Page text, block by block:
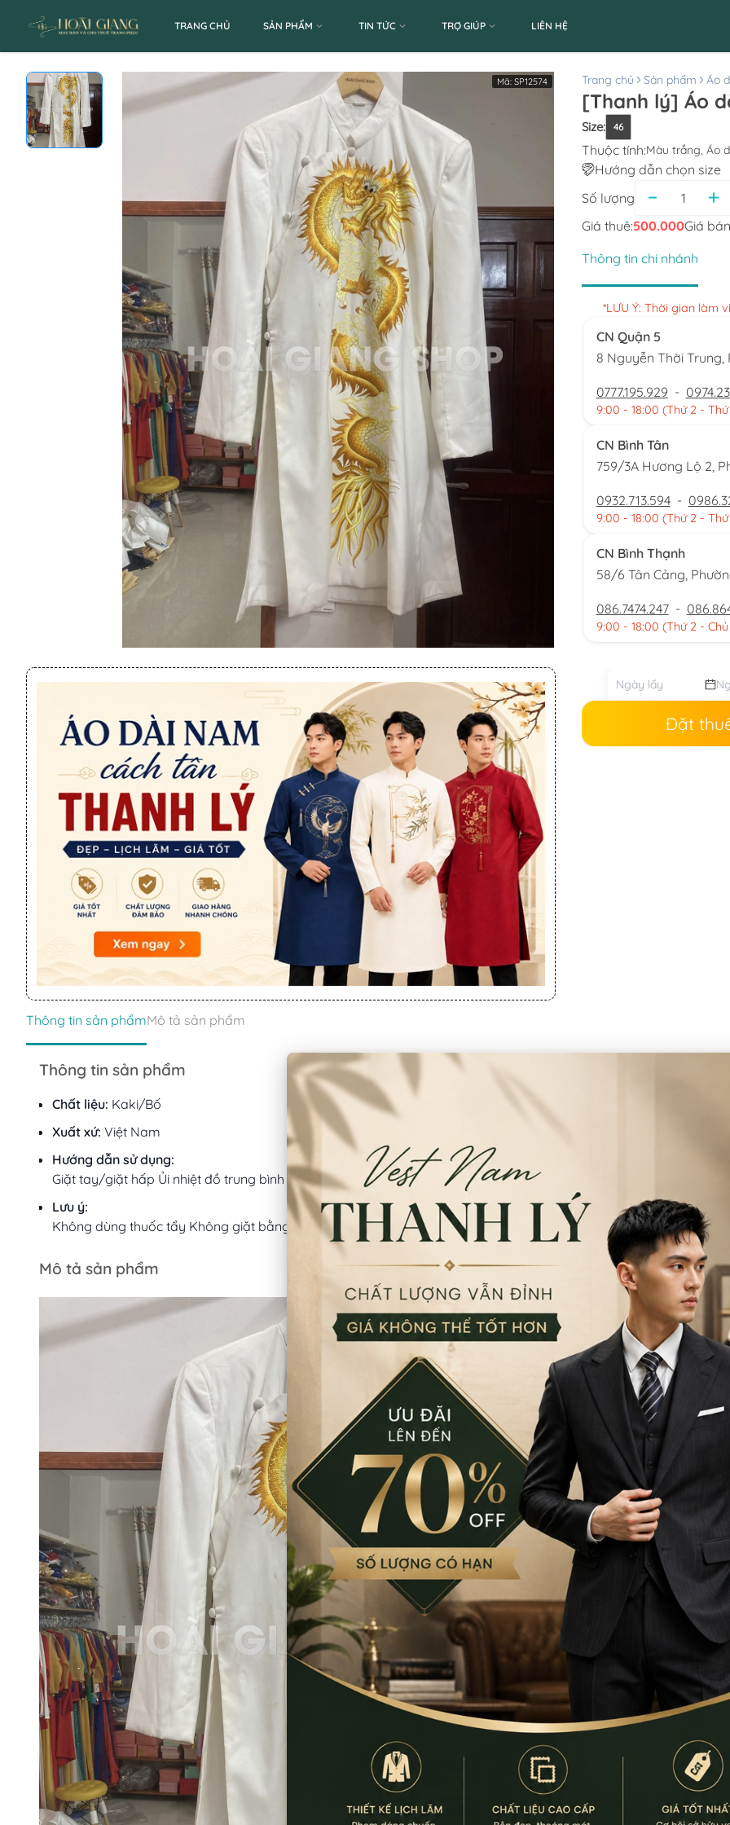
TRANG CHỦ SẢN PHẨM TIN TỨC TRỢ GIÚP LIÊN HỆ
Mã: SP12574
Thông tin sản phẩmMô tả sản phẩm
Thông tin sản phẩm
Chất liệu: Kaki/Bố
Xuất xứ: Việt Nam
Hướng dẫn sử dụng:
Giặt tay/giặt hấp Ủi nhiệt đồ trung bình
Lưu ý:
Không dùng thuốc tẩy Không giặt bằng nước sôi Không phơi ánh nắng trực tiếp
Mô tả sản phẩm
Trang chủ Sản phẩm Áo
[Thanh lý] Áo
Size: 46
Thuộc tính:Màu trắng, Áo
Hướng dẫn chọn size
Số lượng
Giá thuê:500.000Giá
Thông tin chi nhánh
*LƯU Ý: Thời gian làm
CN Quận 5
8 Nguyễn Thời Trung,
0777.195.929 -
9:00 - 18:00 (Thứ 2 - Thứ
CN Bình Tân
759/3A Hương Lộ 2,
0932.713.594 -
9:00 - 18:00 (Thứ 2 - Thứ
CN Bình Thạnh
58/6 Tân Cảng,
086.7474.247 -
9:00 - 18:00 (Thứ 2 -
Đặt